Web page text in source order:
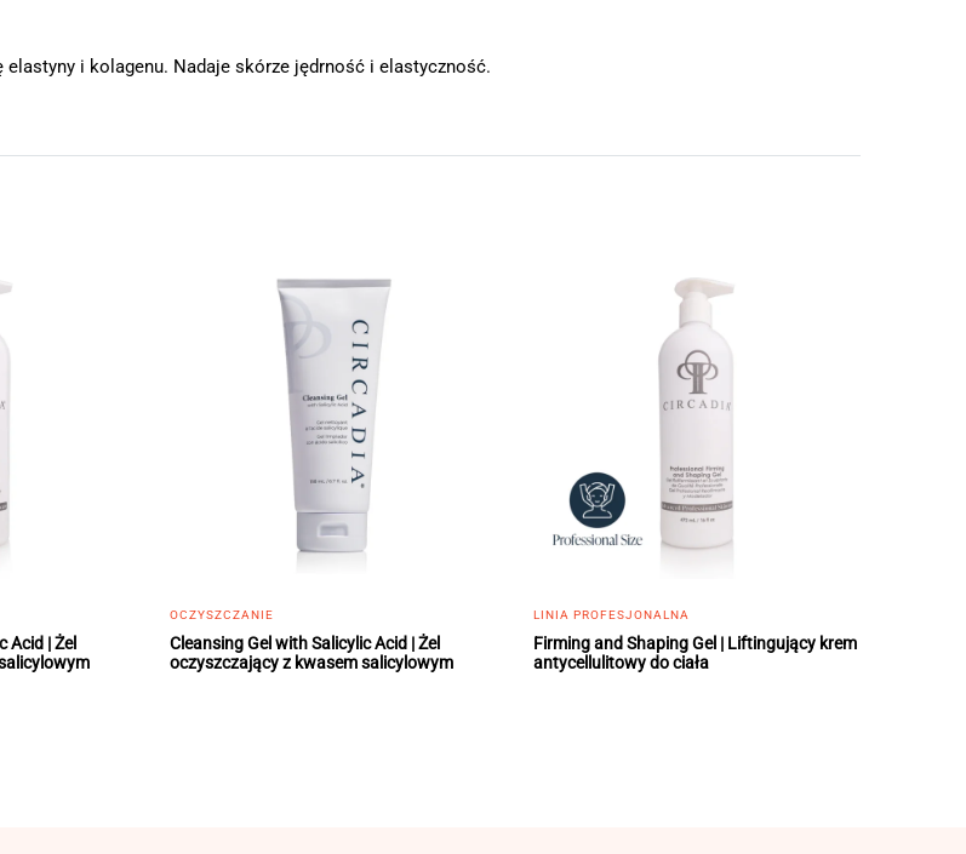
i kolagenu. Nadaje skórze jędrność i elastyczność.
Acid | Żel
OCZYSZCZANIE
Cleansing Gel with Salicylic Acid | Żel
oczyszczający z kwasem salicylowym
LINIA PROFESJONALNA
Firming and Shaping Gel | Liftingujący krem
antycellulitowy do ciała